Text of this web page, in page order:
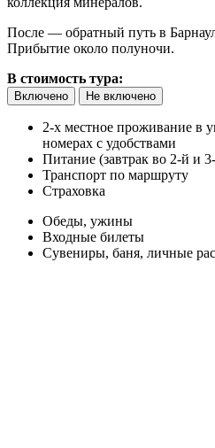
После — обратный путь в
Прибытие около полуночи.
В стоимость тура:
Включено Не включено
2-х местное проживание в
номерах с удобствами
Питание (завтрак во 2-й и
Транспорт по маршруту
Страховка
Обеды, ужины
Входные билеты
Сувениры, баня, личные